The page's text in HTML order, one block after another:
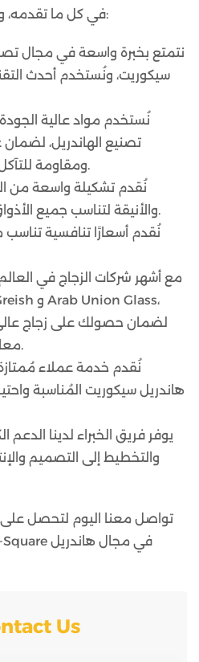
في كل ما تقدمه، وإليك أسباب اختيارها:
نتمتع بخبرة واسعة في مجال
سيكوريت، ونُستخدم أحدث
نُستخدم مواد عالية
تصنيع الهاندريل،
ومقاومة للتآكل والعوامل الخارجية.
نُقدم تشكيلة واسعة من
والأنيقة لتناسب جميع الأذواق واحتياجات الديكور.
نُقدم أسعارًا تنافسية
لضمان حصولك على زجاج
معايير السلامة والأمان.
نُقدم خدمة عملاء
هاندريل سيكوريت المُناسبة
يوفر فريق الخبراء لدينا الدعم
والتخطيط إلى التصميم
تواصل معنا اليوم لتحصل
Us